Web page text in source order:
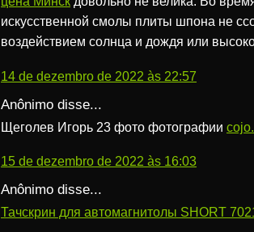
искусственной смолы плиты шпона не
воздействием солнца и дождя или
14 de dezembro de 2022 às 22:57
Anônimo disse...
Щеголев Игорь 23 фото фотографии
15 de dezembro de 2022 às 16:03
Anônimo disse...
Тачскрин для автомагнитолы SHORT